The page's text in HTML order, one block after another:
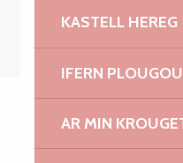
KASTELL HEREG
IFERN
AR MIN Moyen